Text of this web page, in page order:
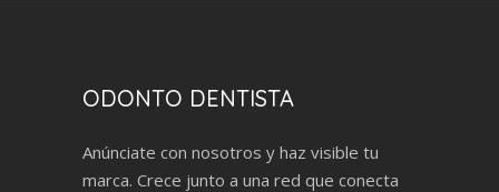
ODONTO DENTISTA
Anúnciate con nosotros y haz visible tu
marca. Crece junto a una red que conecta